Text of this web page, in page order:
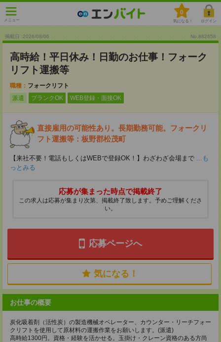
メニュー
0
気になる！ ログイン
掲載日 :2026/08/06 No.882658
高時給！平日休み！日勤のお仕事！フォーク
リフト運搬等
職種： フォークリフト
派遣
ブランクOK WEB登録・面接OK
直接雇用の可能性あり。長期勤務可能。フォークリ
フト運搬等：板野郡松茂町
【来社不要！電話もしくはWEBで登録OK！】わざわざ会場まで ...も
っとみる
応募が集まった時点で掲載終了
この求人は応募が集まり次第、掲載終了致します。予めご理解くださ
い。
応募ページへ
気になる！
お仕事の概要
炭化吸着剤（活性炭）の製造機械オペレーター、カウンター・リーチフォー
クリフトを使用して原材料の運搬作業をお願いします。(派遣)
高時給1300円。資格・経験を活かせる。玉掛け・クレーン資格のある方尚